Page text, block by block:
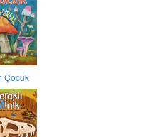
Çocuk